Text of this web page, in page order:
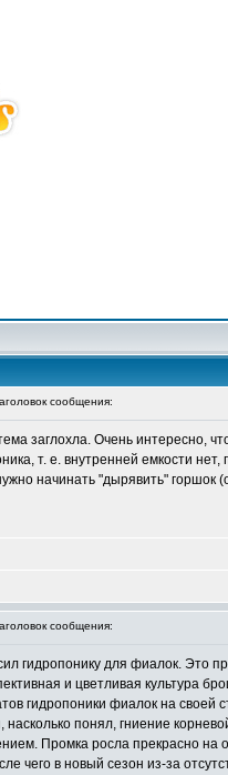
сообщения:
заглохла. Очень интересно,
т. е. внутренней емкости
начинать "дырявить"
сообщения:
гидропонику для фиалок. Это
и цветливая культура
гидропоники фиалок на
понял, гниение
Промка росла прекрасно на
чего в новый сезон из-за